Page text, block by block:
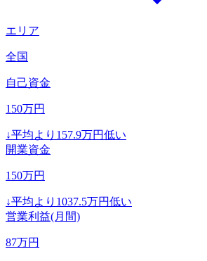
エリア
全国
自己資金
150万円
↓平均より 157.9万円低い
開業資金
150万円
↓平均より 1037.5万円低い
営業利益(月間)
87万円